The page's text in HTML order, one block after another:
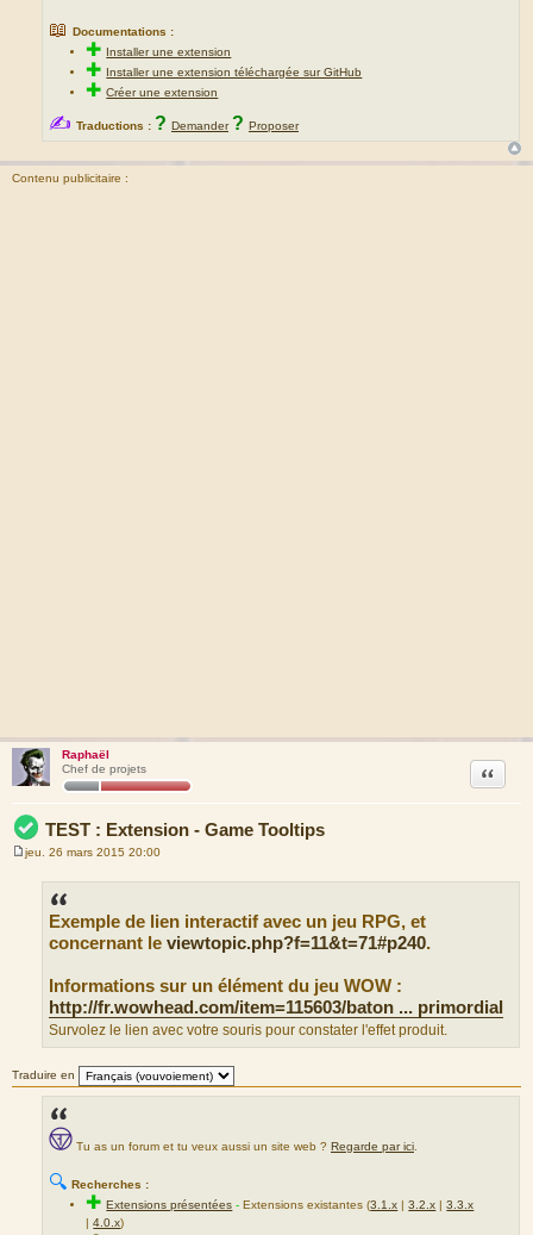
📖 Documentations :
✚ Installer une extension
✚ Installer une extension téléchargée sur GitHub
✚Créer une extension
✍ Traductions : ? Demander ? Proposer
Contenu publicitaire :
Raphaël
Chef de projets
TEST : Extension - Game Tooltips
Citation
jeu. 26 mars 2015 20:00
Exemple de lien interactif avec un jeu RPG, et
concernant le viewtopic.php?f=11&t=71#p240.
Informations sur un élément du jeu WOW :
http://fr.wowhead.com/item=115603/baton ... primordial
Survolez le lien avec votre souris pour constater l'effet produit.
Traduire en
Tu as un forum et tu veux aussi un site web ? Regarde par ici
🔍 Recherches :
✚Extensions présentées -Extensions existantes (3.1.x |3.2.x |3.3.x
|4.0.x)